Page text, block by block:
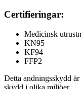
Certifieringar:
Medicinsk
KN95
KF94
FFP2
Detta andningsskydd